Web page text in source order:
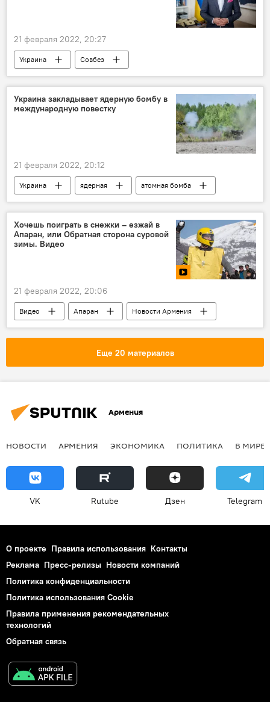
21 февраля 2022, 20:27
Украина Совбез
Украина закладывает ядерную бомбу в
международную повестку
21 февраля 2022, 20:12
Украина ядерная
атомная бомба
В мире
Хочешь поиграть в снежки – езжай в
Апаран, или Обратная сторона суровой
зимы. Видео
21 февраля 2022, 20:06
Видео Апаран Новости Армения
Еще 20 материалов
Армения
НОВОСТИ АРМЕНИЯ ЭКОНОМИКА ПОЛИТИКА В МИРЕ
VK Rutube Дзен Telegram
О проекте Правила использования Контакты
Реклама Пресс-релизы Новости компаний
Политика конфиденциальности
Политика использования Cookie
Правила применения рекомендательных
технологий
Обратная связь